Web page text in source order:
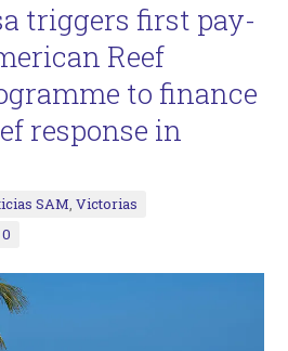
triggers first pay-
Reef
to finance
response in
SAM,Victorias
0